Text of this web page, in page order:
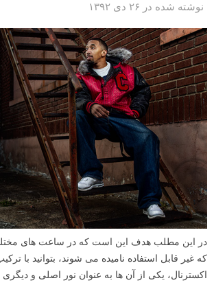
نوشته شده در ۲۶ دی ۱۳۹۲
در این مطلب هدف این است که در ساعت های
که غیر قابل استفاده نامیده می شوند، بتوانید با
اکسترنال، یکی از آن ها به عنوان نور اصلی و دیگری